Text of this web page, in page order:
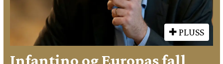
PLUSS
Infantino og Europas fall